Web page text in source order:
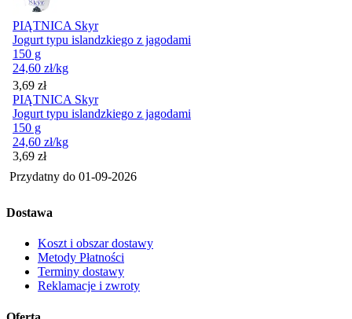
PIĄTNICA Skyr
Jogurt typu islandzkiego z jagodami
150 g
24,60 zł/kg
Cena
3,69 zł
PIĄTNICA Skyr
Jogurt typu islandzkiego z jagodami
150 g
24,60 zł/kg
Cena
3,69 zł
Przydatny do 01-09-2026
Dostawa
Koszt i obszar dostawy
Metody Płatności
Terminy dostawy
Reklamacje i zwroty